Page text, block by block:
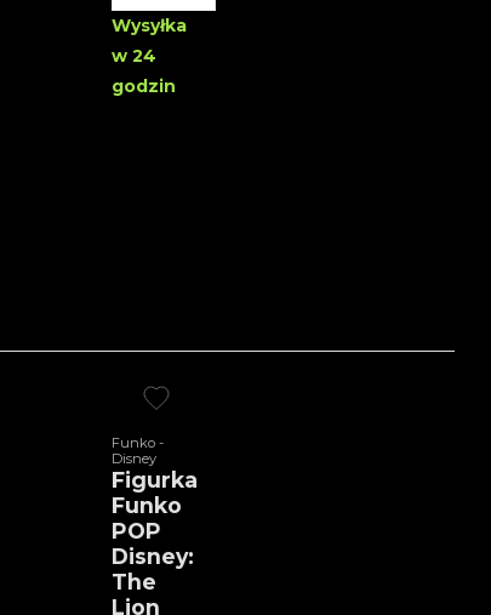
Wysyłka
w 24
godzin
Funko -
Disney
Figurka
Funko
POP
Disney:
The
Lion